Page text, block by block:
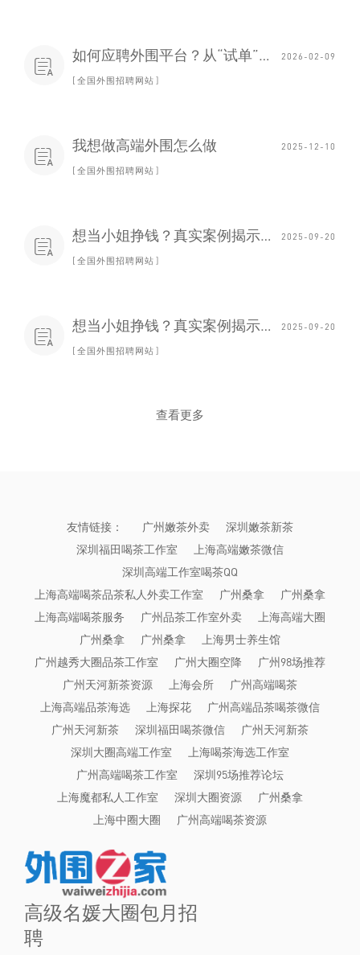
 如何应聘外围平台？从“试单”到长期合作的步骤 2026-02-09
全国外围招聘网站
 我想做高端外围怎么做 2025-12-10
全国外围招聘网站
 想当小姐挣钱？真实案例揭示的血泪教训 2025-09-20
全国外围招聘网站
 想当小姐挣钱？真实案例揭示的血泪教训_82 2025-09-20
全国外围招聘网站
查看更多
友情链接： 广州嫩茶外卖
深圳嫩茶新茶
深圳福田喝茶工作室
上海高端嫩茶微信
深圳高端工作室喝茶QQ
上海高端喝茶品茶私人外卖工作室
广州桑拿
广州桑拿
上海高端喝茶服务
广州品茶工作室外卖
上海高端大圈
广州桑拿
广州桑拿
上海男士养生馆
广州越秀大圈品茶工作室
广州大圈空降
广州98场推荐
广州天河新茶资源
上海会所
广州高端喝茶
上海高端品茶海选
上海探花
广州高端品茶喝茶微信
广州天河新茶
深圳福田喝茶微信
广州天河新茶
深圳大圈高端工作室
上海喝茶海选工作室
广州高端喝茶工作室
深圳95场推荐论坛
上海魔都私人工作室
深圳大圈资源
广州桑拿
上海中圈大圈
广州高端喝茶资源
高级名媛大圈包月招
聘